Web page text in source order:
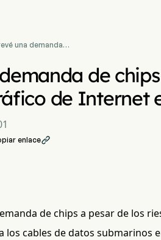
una demanda
está en riesgo
de
de Internet
enlace
de chips a pesar de los
los cables de datos submarinos